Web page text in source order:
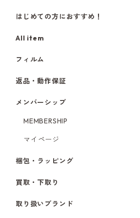
はじめての方におすすめ！
All item
フィルム
返品・動作保証
メンバーシップ
MEMBERSHIP
マイページ
梱包・ラッピング
買取・下取り
取り扱いブランド